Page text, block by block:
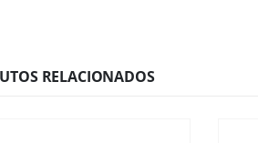
RELACIONADOS